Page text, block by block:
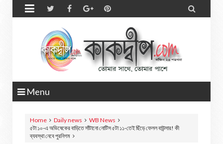
 
Menu
Home Daily news
WB News
৫টা ১০-এ অভিষেকের বাড়িতে সাঁটানো নোটিস ৫টা ১১-তেই ছিঁড়ে ফেলল বাউন্সার! কী
ব্যবস্থা নেবে পুরনিগম